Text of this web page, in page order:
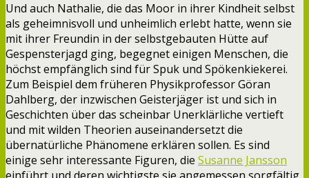
Und auch Nathalie, die das Moor in ihrer Kindheit selbst
als geheimnisvoll und unheimlich erlebt hatte, wenn sie
mit ihrer Freundin in der selbstgebauten Hütte auf
Gespensterjagd ging, begegnet einigen Menschen, die
höchst empfänglich sind für Spuk und Spökenkiekerei.
Zum Beispiel dem früheren Physikprofessor Göran
Dahlberg, der inzwischen Geisterjäger ist und sich in
Geschichten über das scheinbar Unerklärliche vertieft
und mit wilden Theorien auseinandersetzt die
übernatürliche Phänomene erklären sollen. Es sind
einige sehr interessante Figuren, die Susanne Jansson